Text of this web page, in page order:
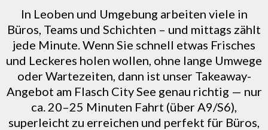
In Leoben und Umgebung arbeiten viele in
Büros, Teams und Schichten – und mittags zählt
jede Minute. Wenn Sie schnell etwas Frisches
und Leckeres holen wollen, ohne lange Umwege
oder Wartezeiten, dann ist unser Takeaway-
Angebot am Flasch City See genau richtig — nur
ca. 20–25 Minuten Fahrt (über A9/S6),
superleicht zu erreichen und perfekt für Büros,